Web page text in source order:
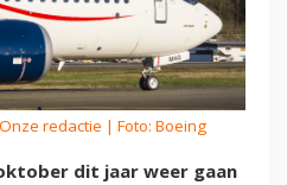
Onze redactie | Foto: Boeing
dit jaar weer gaan